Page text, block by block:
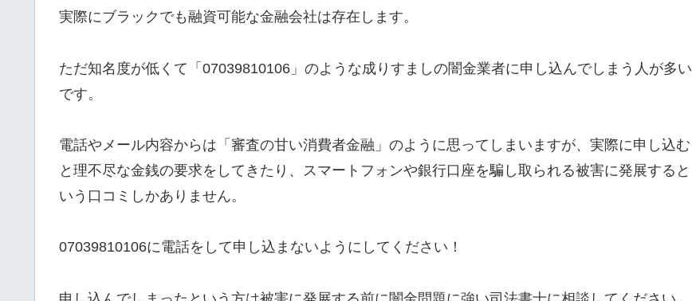
実際にブラックでも融資可能な金融会社は存在します。
ただ知名度が低くて「07039810106」のような成りすましの闇金業者に申し込んでしまう人が多い
です。
電話やメール内容からは「審査の甘い消費者金融」のように思ってしまいますが、実際に申し込む
と理不尽な金銭の要求をしてきたり、スマートフォンや銀行口座を騙し取られる被害に発展すると
いう口コミしかありません。
07039810106に電話をして申し込まないようにしてください！